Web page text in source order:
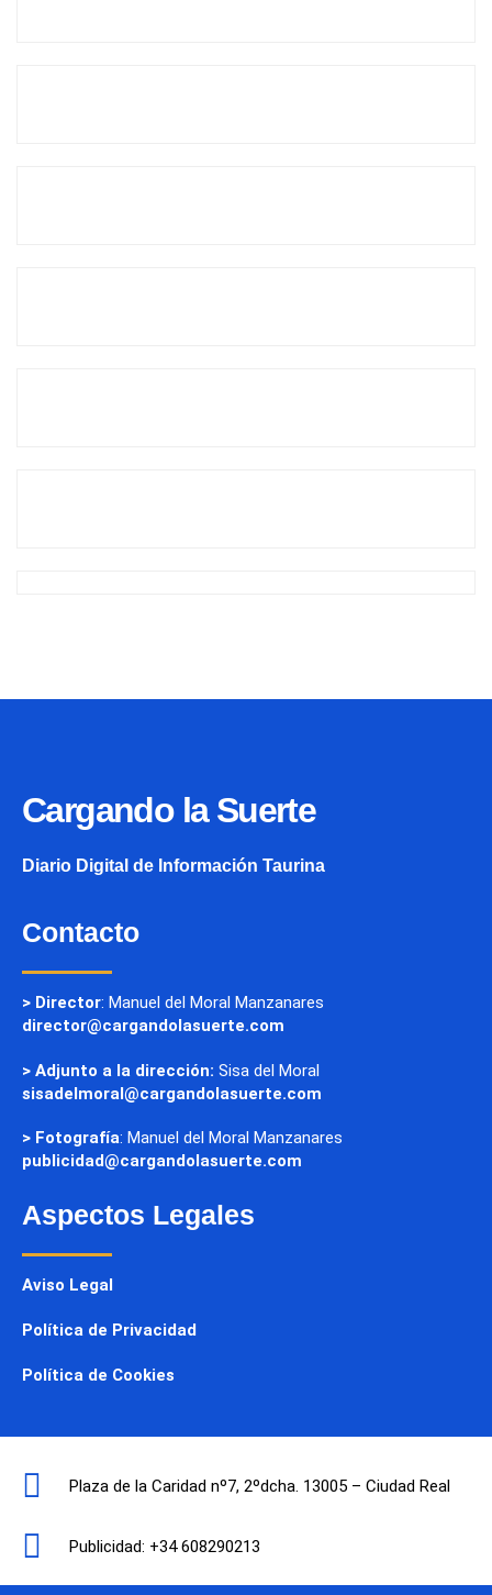
Cargando la Suerte
Diario Digital de Información Taurina
Contacto
> Director: Manuel del Moral Manzanares
director@cargandolasuerte.com
> Adjunto a la dirección: Sisa del Moral
sisadelmoral@cargandolasuerte.com
> Fotografía: Manuel del Moral Manzanares
publicidad@cargandolasuerte.com
Aspectos Legales
Aviso Legal
Política de Privacidad
Política de Cookies
Plaza de la Caridad nº7, 2ºdcha. 13005 – Ciudad Real
Publicidad: +34 608290213